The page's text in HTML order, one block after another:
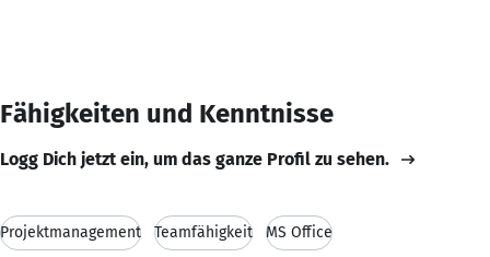
Fähigkeiten und Kenntnisse
Logg Dich jetzt ein, um das ganze Profil zu sehen.
Projektmanagement Teamfähigkeit MS Office